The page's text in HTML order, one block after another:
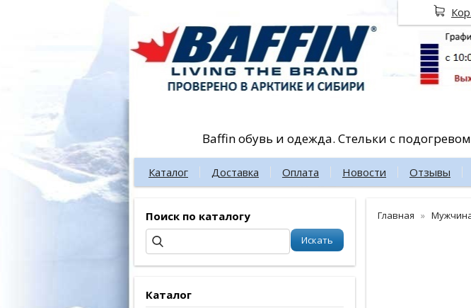
Baffin обувь и одежда. Стельки с
Каталог Доставка Оплата Новости Отзывы
Поиск по каталогу
Каталог
Главная